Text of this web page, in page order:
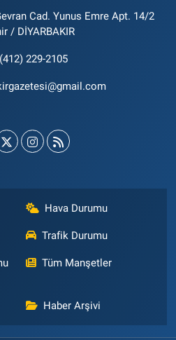
Cad. Yunus Emre Apt. 14/2
/ DİYARBAKIR
229-2105
Hava Durumu
Trafik Durumu
Tüm Manşetler
Haber Arşivi